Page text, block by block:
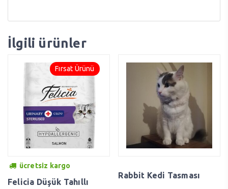
İlgili ürünler
Fırsat Ürünü
ücretsiz kargo
Felicia Düşük Tahıllı
Rabbit Kedi Tasması